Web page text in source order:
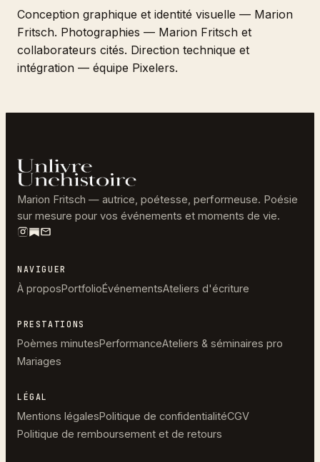
Conception graphique et identité visuelle — Marion
Fritsch. Photographies — Marion Fritsch et
collaborateurs cités. Direction technique et
intégration — équipe Pixelers.
Marion Fritsch — autrice, poétesse, performeuse. Poésie
sur mesure pour vos événements et moments de vie.
NAVIGUER
À proposPortfolioÉvénementsAteliers d'écriture
PRESTATIONS
Poèmes minutesPerformanceAteliers & séminaires pro
Mariages
LÉGAL
Mentions légalesPolitique de confidentialitéCGV
Politique de remboursement et de retours